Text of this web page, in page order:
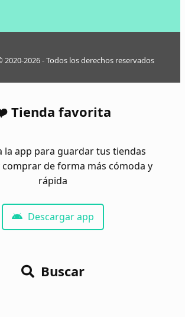
2026 - Todos los derechos reservados
Tienda favorita
la app para guardar tus tiendas
de forma más cómoda y
rápida
Descargar app
Buscar